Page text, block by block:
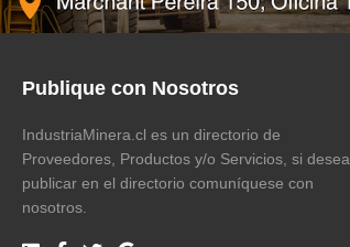
Publique con Nosotros
IndustriaMinera.cl es un directorio de
Proveedores, Productos y/o Servicios, si desea
publicar en el directorio comuníquese con
nosotros.